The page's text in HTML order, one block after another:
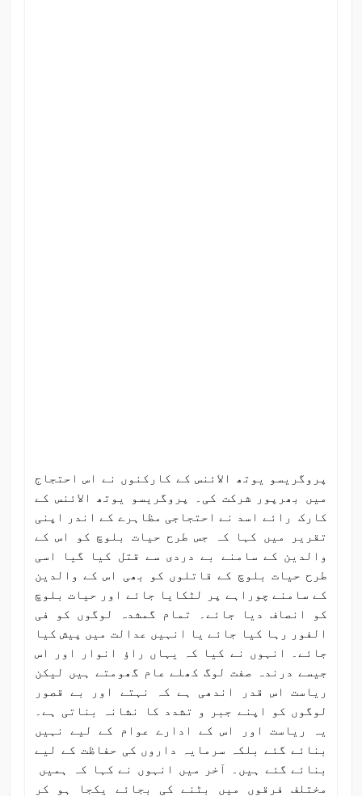
پروگریسو یوتھ الائنس کے کارکنوں نے اس احتجاج
میں بھرپور شرکت کی۔ پروگریسو یوتھ الائنس کے
کارک رائے اسد نے احتجاجی مظاہرے کے اندر اپنی
تقریر میں کہا کہ جس طرح حیات بلوچ کو اس کے
والدین کے سامنے بے دردی سے قتل کیا گیا اسی
طرح حیات بلوچ کے قاتلوں کو بھی اس کے والدین
کے سامنے چوراہے پر لٹکایا جائے اور حیات بلوچ
کو انصاف دیا جائے۔ تمام گمشدہ لوگوں کو فی
الفور رہا کیا جائے یا انہیں عدالت میں پیش کیا
جائے۔ انہوں نے کیا کہ یہاں راؤ انوار اور اس
جیسے درندہ صفت لوگ کھلے عام گھومتے ہیں لیکن
ریاست اس قدر اندھی ہے کہ نہتے اور بے قصور
لوگوں کو اپنے جبر و تشدد کا نشانہ بناتی ہے۔
یہ ریاست اور اس کے ادارے عوام کے لیے نہیں
بنائے گئے بلکہ سرمایہ داروں کی حفاظت کے لیے
بنائے گئے ہیں۔ آخر میں انہوں نے کہا کہ ہمیں
مختلف فرقوں میں بٹنے کی بجائے یکجا ہو کر